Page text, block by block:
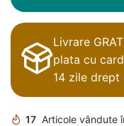
Livrare
plata cu
14 zile drept
17 Articole vândute